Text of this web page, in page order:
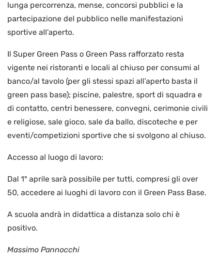
lunga percorrenza, mense, concorsi pubblici e la
partecipazione del pubblico nelle manifestazioni
sportive all’aperto.
Il Super Green Pass o Green Pass rafforzato resta
vigente nei ristoranti e locali al chiuso per consumi al
banco/al tavolo (per gli stessi spazi all’aperto basta il
green pass base); piscine, palestre, sport di squadra e
di contatto, centri benessere, convegni, cerimonie civili
e religiose, sale gioco, sale da ballo, discoteche e per
eventi/competizioni sportive che si svolgono al chiuso.
Accesso al luogo di lavoro:
Dal 1° aprile sarà possibile per tutti, compresi gli over
50, accedere ai luoghi di lavoro con il Green Pass Base.
A scuola andrà in didattica a distanza solo chi è
positivo.
Massimo Pannocchi